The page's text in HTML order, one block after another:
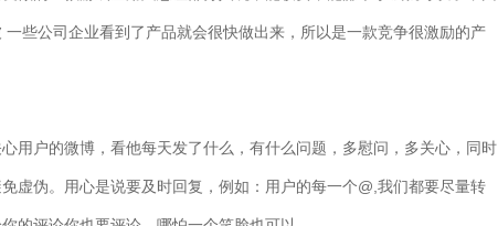
些公司企业看到了产品就会很快做出来，所以是一款竞争很激励的产
用户的微博，看他每天发了什么，有什么问题，多慰问，多关心，同时
虚伪。用心是说要及时回复，例如：用户的每一个@,我们都要尽量转